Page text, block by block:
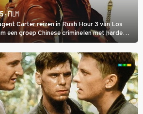
· FILM
Carter reizen in Rush Hour 3 van Los
een groep Chinese criminelen met harde